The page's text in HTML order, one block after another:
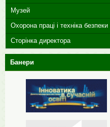
Музей
Охорона праці і техніка безпеки
Сторінка директора
Банери